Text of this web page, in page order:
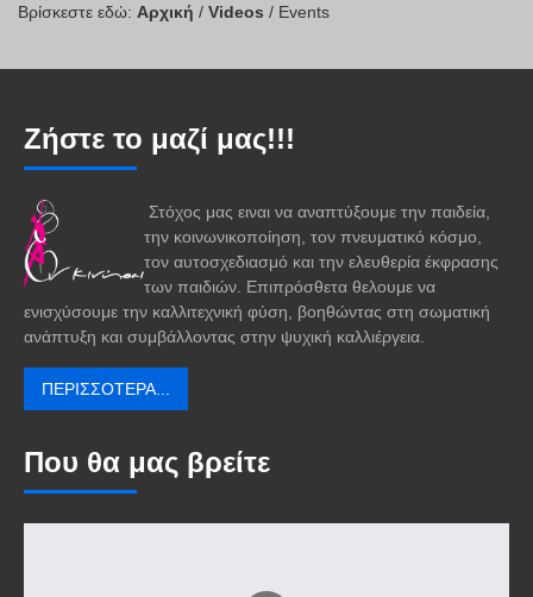
Βρίσκεστε εδώ: Αρχική / Videos / Events
Ζήστε το μαζί μας!!!
Στόχος μας ειναι να αναπτύξουμε την παιδεία,
την κοινωνικοποίηση, τον πνευματικό κόσμο,
τον αυτοσχεδιασμό και την ελευθερία έκφρασης
των παιδιών. Επιπρόσθετα θελουμε να
ενισχύσουμε την καλλιτεχνική φύση, βοηθώντας στη σωματική
ανάπτυξη και συμβάλλοντας στην ψυχική καλλιέργεια.
ΠΕΡΙΣΣΌΤΕΡΑ...
Που θα μας βρείτε